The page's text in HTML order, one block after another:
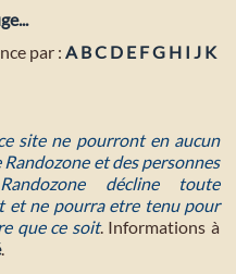
par : A BC D E FG H I J K
site ne pourront en aucun
et des personnes
décline toute
et ne pourra etre tenu pour
que ce soit. Informations à
.